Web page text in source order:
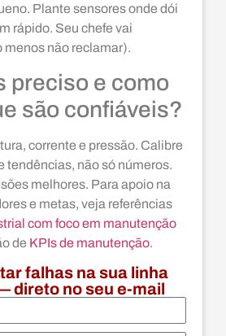
Plante sensores onde dói
rápido. Seu chefe vai
menos não reclamar).
preciso e como
são confiáveis?
corrente e pressão. Calibre
tendências, não só números.
melhores. Para apoio na
e metas, veja referências
com foco em manutenção
de KPIs de manutenção.
falhas na sua linha
direto no seu e-mail